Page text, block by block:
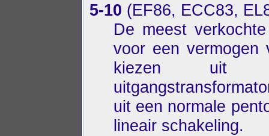
5-10 (EF86, ECC83,
De meest
voor een vermogen
kiezen uit
uit een normale
lineair schakeling.